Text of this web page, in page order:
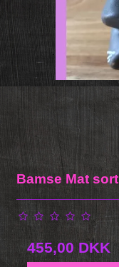
Bamse Mat sort
455,00 DKK